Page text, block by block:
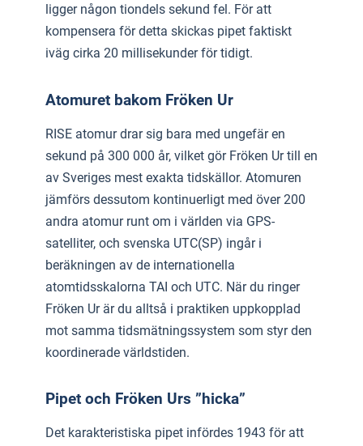
ligger någon tiondels sekund fel. För att
kompensera för detta skickas pipet faktiskt
iväg cirka 20 millisekunder för tidigt.
Atomuret bakom Fröken Ur
RISE atomur drar sig bara med ungefär en
sekund på 300 000 år, vilket gör Fröken Ur till en
av Sveriges mest exakta tidskällor. Atomuren
jämförs dessutom kontinuerligt med över 200
andra atomur runt om i världen via GPS-
satelliter, och svenska UTC(SP) ingår i
beräkningen av de internationella
atomtidsskalorna TAI och UTC. När du ringer
Fröken Ur är du alltså i praktiken uppkopplad
mot samma tidsmätningssystem som styr den
koordinerade världstiden.
Pipet och Fröken Urs ”hicka”
Det karakteristiska pipet infördes 1943 för att